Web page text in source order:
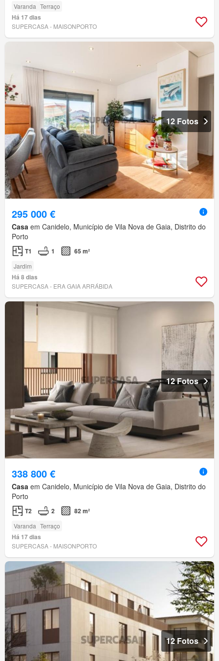
Varanda Terraço
Há 17 dias
SUPERCASA - MAISONPORTO
12 Fotos
295 000 €
Casa em Canidelo, Município de Vila Nova de Gaia, Distrito do
Porto
T1 1 65 m²
Jardim
Há 8 dias
SUPERCASA - ERA GAIA ARRÁBIDA
12 Fotos
338 800 €
Casa em Canidelo, Município de Vila Nova de Gaia, Distrito do
Porto
T2 2 82 m²
Varanda Terraço
Há 17 dias
SUPERCASA - MAISONPORTO
12 Fotos